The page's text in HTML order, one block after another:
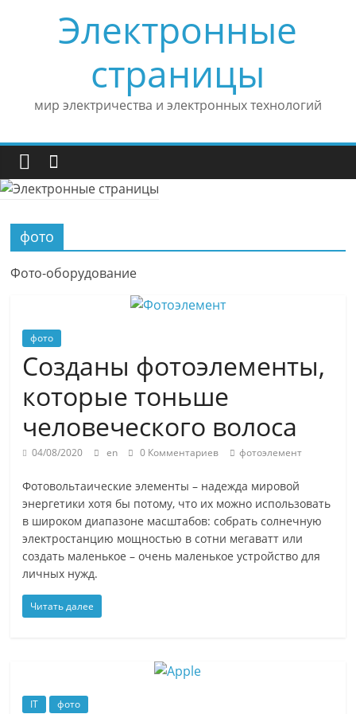
Электронные
страницы
мир электричества и электронных технологий
фото
Фото-оборудование
фото
Созданы фотоэлементы,
которые тоньше
человеческого волоса
04/08/2020 en 0 Комментариев фотоэлемент
Фотовольтаические элементы – надежда мировой
энергетики хотя бы потому, что их можно использовать
в широком диапазоне масштабов: собрать солнечную
электростанцию мощностью в сотни мегаватт или
создать маленькое – очень маленькое устройство для
личных нужд.
Читать далее
IT фото